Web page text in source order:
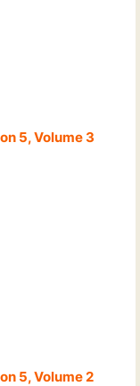
5, Volume 3
5, Volume 2